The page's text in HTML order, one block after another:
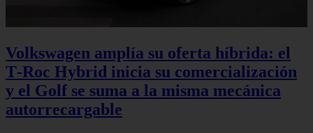
Volkswagen amplía su oferta híbrida: el
T‑Roc Hybrid inicia su comercialización
y el Golf se suma a la misma mecánica
autorrecargable